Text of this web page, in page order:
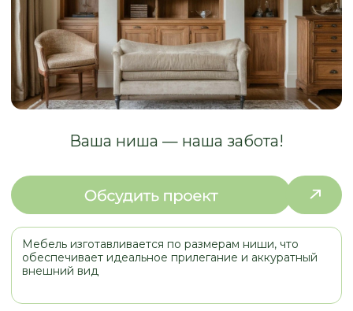
Визуально не перегружает интерьер, может быть
замаскирована под стены, что особенно ценится в
современных и минималистичных интерьерах
Индивидуальный подход - реализуем любые
дизайнерские и функциональные решения
Мебель изготавливается по размерам ниши, что
обеспечивает идеальное прилегание и аккуратный
внешний вид
Встроенная мебель позволяет рационально
использовать даже самые неудобные ниши, углы